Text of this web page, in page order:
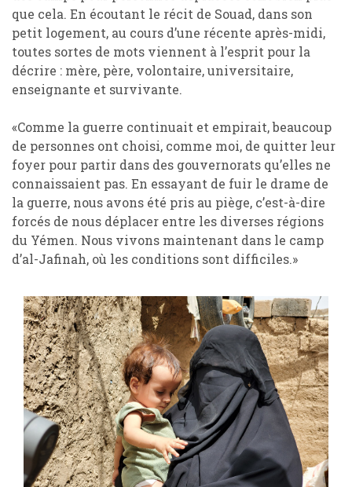
que cela. En écoutant le récit de Souad, dans son
petit logement, au cours d’une récente après-midi,
toutes sortes de mots viennent à l’esprit pour la
décrire : mère, père, volontaire, universitaire,
enseignante et survivante.
«Comme la guerre continuait et empirait, beaucoup
de personnes ont choisi, comme moi, de quitter leur
foyer pour partir dans des gouvernorats qu’elles ne
connaissaient pas. En essayant de fuir le drame de
la guerre, nous avons été pris au piège, c’est-à-dire
forcés de nous déplacer entre les diverses régions
du Yémen. Nous vivons maintenant dans le camp
d’al-Jafinah, où les conditions sont difficiles.»